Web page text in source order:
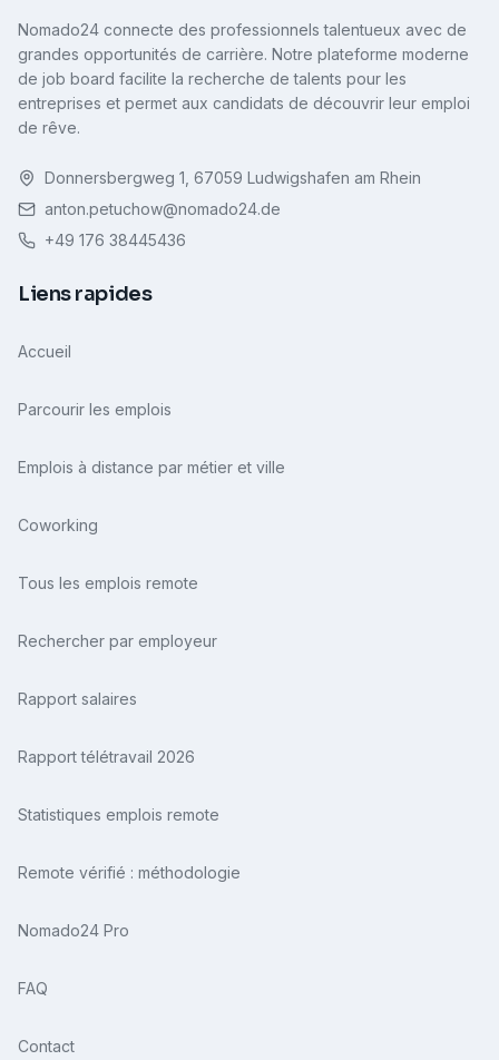
Nomado24 connecte des professionnels talentueux avec de
grandes opportunités de carrière. Notre plateforme moderne
de job board facilite la recherche de talents pour les
entreprises et permet aux candidats de découvrir leur emploi
de rêve.
Donnersbergweg 1, 67059 Ludwigshafen am Rhein
anton.petuchow@nomado24.de
+49 176 38445436
Liens rapides
Accueil
Parcourir les emplois
Emplois à distance par métier et ville
Coworking
Tous les emplois remote
Rechercher par employeur
Rapport salaires
Rapport télétravail 2026
Statistiques emplois remote
Remote vérifié : méthodologie
Nomado24 Pro
FAQ
Contact